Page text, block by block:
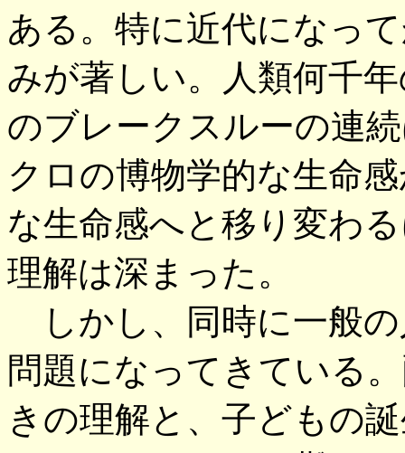
ある。特に近代になっ
みが著しい。人類何千
のブレークスルーの連
クロの博物学的な生命
な生命感へと移り変わ
理解は深まった。
しかし、同時に一般
問題になってきている
きの理解と、子どもの